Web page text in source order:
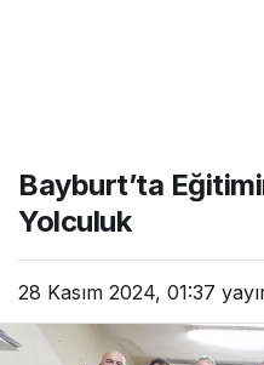
Bayburt’ta
Yolculuk
28 Kasım 2024, 01:37